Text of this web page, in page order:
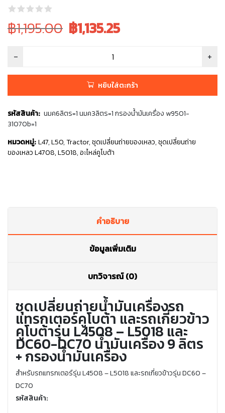
Original
price
was:
฿1,195.00 Current
price
฿1,135.25
หยิบใส่ตะกร้า
รหัสสินค้า: นมค6ลิตร=1 นมค3ลิตร=1 กรองน้ำมันเครื่อง w9501-
31070b=1
หมวดหมู่: L47,L50,Tractor,ชุดเปลี่ยนถ่ายของเหลว,ชุดเปลี่ยนถ่าย
ของเหลว L4708, L5018,อะไหล่คูโบต้า
คำอธิบาย
ข้อมูลเพิ่มเติม
บทวิจารณ์ (0)
ชุดเปลี่ยนถ่ายน้ำมันเครื่องรถ
แทรกเตอร์คูโบต้า และรถเกี่ยวข้าว
คูโบต้ารุ่น L4508 – L5018 และ
DC60-DC70 น้ำมันเครื่อง 9 ลิตร
+ กรองน้ำมันเครื่อง
สำหรับรถแทรกเตอร์รุ่น L4508 – L5018 และรถเกี่ยวข้าวรุ่น DC60 –
DC70
รหัสสินค้า: